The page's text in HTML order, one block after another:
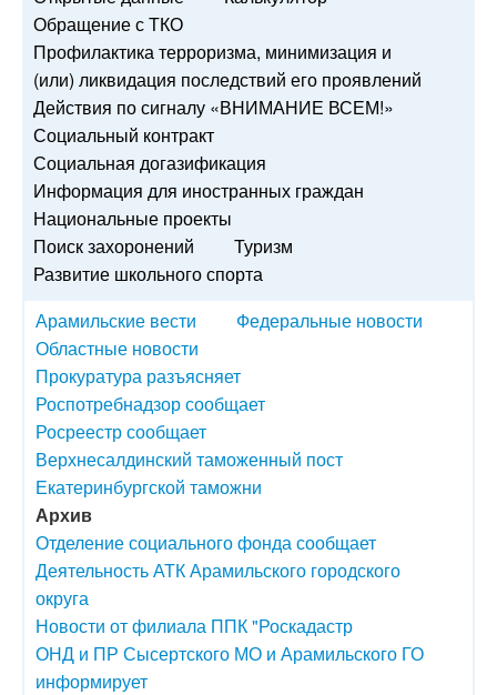
Обращение с ТКО
Профилактика терроризма, минимизация и
(или) ликвидация последствий его проявлений
Действия по сигналу «ВНИМАНИЕ ВСЕМ!»
Социальный контракт
Социальная догазификация
Информация для иностранных граждан
Национальные проекты
Поиск захоронений
Туризм
Развитие школьного спорта
Арамильские вести
Федеральные новости
Областные новости
Прокуратура разъясняет
Роспотребнадзор сообщает
Росреестр сообщает
Верхнесалдинский таможенный пост
Екатеринбургской таможни
Архив
Отделение социального фонда сообщает
Деятельность АТК Арамильского городского
округа
Новости от филиала ППК "Роскадастр
ОНД и ПР Сысертского МО и Арамильского ГО
информирует